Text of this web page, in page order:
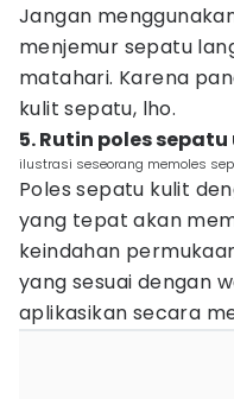
Jangan
menjemur sepatu
matahari. Karena
kulit sepatu, lho.
5. Rutin poles
ilustrasi seseorang memoles
Poles sepatu kulit
yang tepat akan
keindahan
yang sesuai dengan
aplikasikan secara